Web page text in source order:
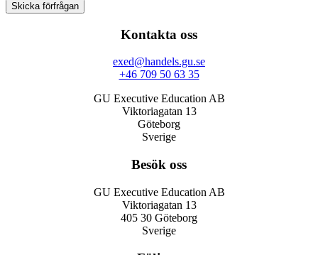
Kontakta oss
exed@handels.gu.se
+46 709 50 63 35
GU Executive Education AB
Viktoriagatan 13
Göteborg
Sverige
Besök oss
GU Executive Education AB
Viktoriagatan 13
405 30 Göteborg
Sverige